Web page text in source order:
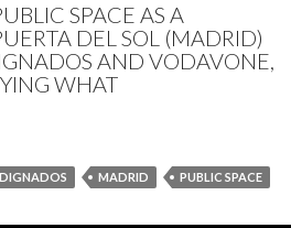
SPACE AS A
DEL SOL (MADRID)
AND VODAVONE,
WHAT
MADRID
PUBLIC SPACE